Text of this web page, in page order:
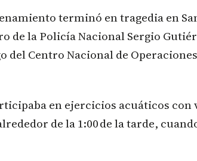
terminó en tragedia en
de la Policía Nacional Sergio
del Centro Nacional de
en ejercicios acuáticos
de la 1:00 de la tarde,